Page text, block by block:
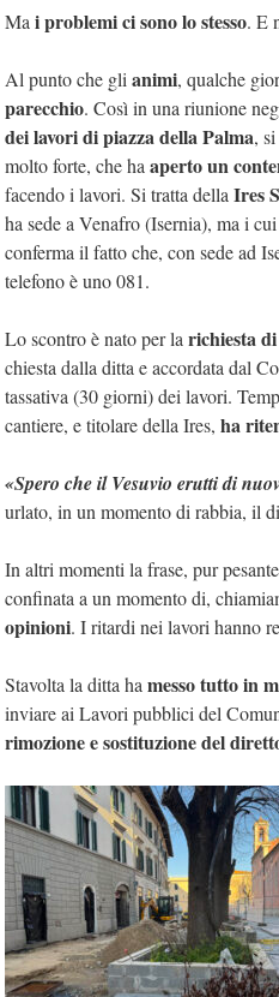
Ma i problemi ci sono lo stesso. E
Al punto che gli animi, qualche
parecchio. Così in una riunione
dei lavori di piazza della Palma,
molto forte, che ha aperto un
facendo i lavori. Si tratta della Ires
ha sede a Venafro (Isernia), ma i
conferma il fatto che, con sede ad
telefono è uno 081.
Lo scontro è nato per la richiesta
chiesta dalla ditta e accordata dal
tassativa (30 giorni) dei lavori.
cantiere, e titolare della Ires, ha
«Spero che il Vesuvio erutti di
urlato, in un momento di rabbia, il
In altri momenti la frase, pur
confinata a un momento di,
opinioni. I ritardi nei lavori hanno
Stavolta la ditta ha messo tutto in
inviare ai Lavori pubblici del
rimozione e sostituzione del